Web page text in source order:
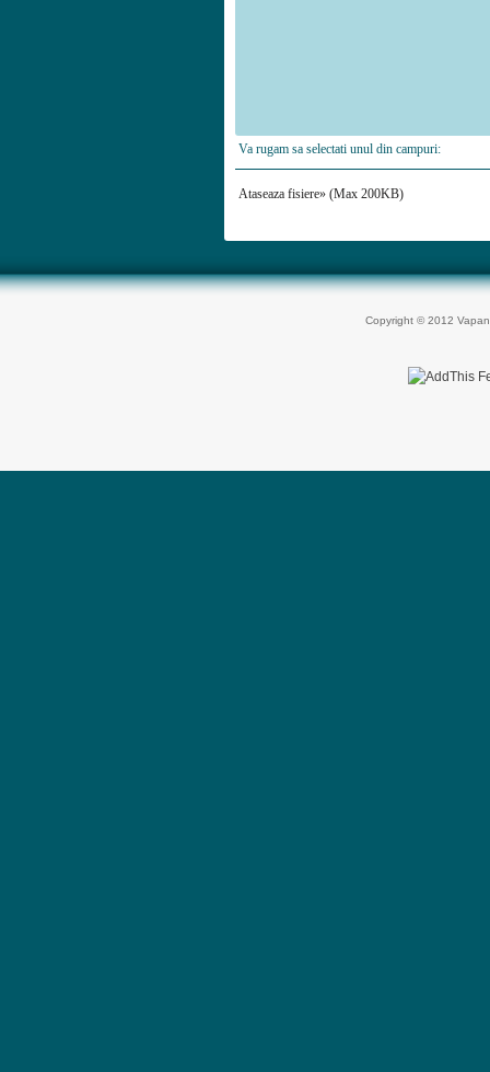
Va rugam sa selectati unul din campuri:
Ataseaza fisiere» (Max 200KB)
Copyright © 2012